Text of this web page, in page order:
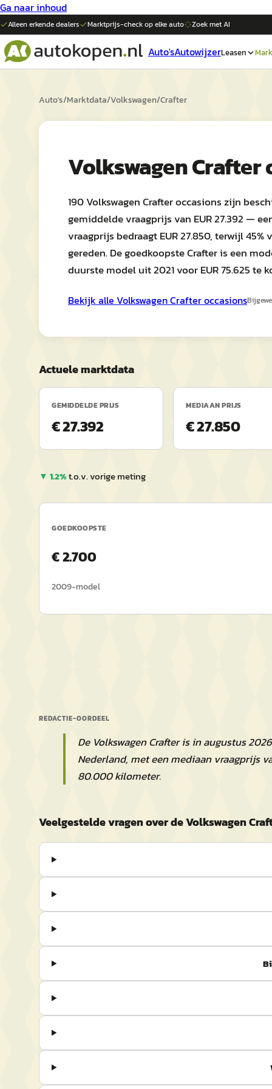
Ga naar inhoud
Alleen erkende dealers Marktprijs-check op elkeauto Zoek met AI
Auto'sAutowijzerLeasen
Auto's/Marktdata/Volkswagen/Crafter
Volkswagen
190 Volkswagen Crafter occasions zijn
gemiddelde vraagprijs van EUR 27.392 —
vraagprijs bedraagt EUR 27.850, terwijl
gereden. De goedkoopste Crafter is een
duurste model uit 2021 voor EUR 75.625 te
Bekijk alle VolkswagenCrafteroccasions
Actuele marktdata
GEMIDDELDE PRIJS
€ 27.392
MEDIAAN PRIJS
€ 27.850
▼ 1.2%t.o.v. vorige meting
GOEDKOOPSTE
€2.700
2009-model
REDACTIE-OORDEEL
De Volkswagen Crafter is in augustus
Nederland, met een mediaan vraagprijs
80.000 kilometer.
Veelgestelde vragen over de Volkswagen